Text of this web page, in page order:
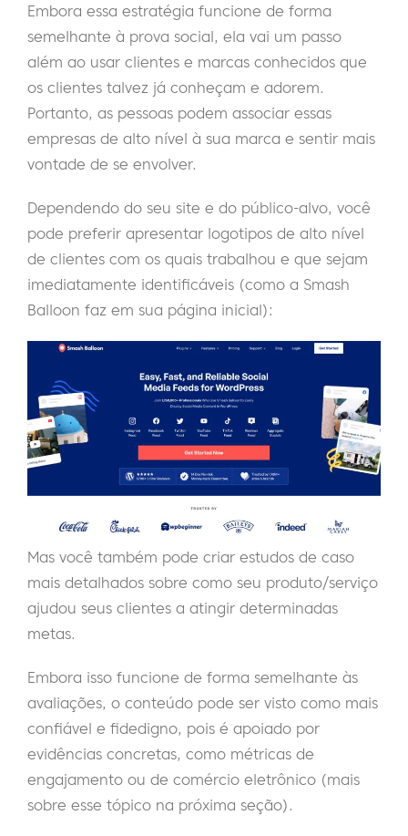
Embora essa estratégia funcione de forma
semelhante à prova social, ela vai um passo
além ao usar clientes e marcas conhecidos que
os clientes talvez já conheçam e adorem.
Portanto, as pessoas podem associar essas
empresas de alto nível à sua marca e sentir mais
vontade de se envolver.
Dependendo do seu site e do público-alvo, você
pode preferir apresentar logotipos de alto nível
de clientes com os quais trabalhou e que sejam
imediatamente identificáveis (como a Smash
Balloon faz em sua página inicial):
Mas você também pode criar estudos de caso
mais detalhados sobre como seu produto/serviço
ajudou seus clientes a atingir determinadas
metas.
Embora isso funcione de forma semelhante às
avaliações, o conteúdo pode ser visto como mais
confiável e fidedigno, pois é apoiado por
evidências concretas, como métricas de
engajamento ou de comércio eletrônico (mais
sobre esse tópico na próxima seção).